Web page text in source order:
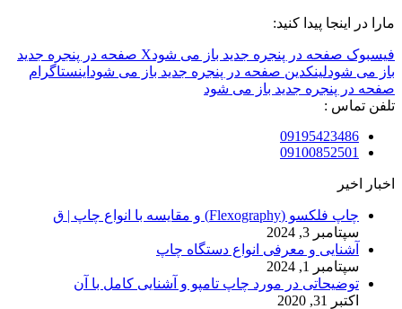
مارا در اینجا پیدا کنید:
فیسبوک صفحه در پنجره جدید باز می شود
X صفحه در پنجره جدید
باز می شودلینکدین صفحه در پنجره جدید باز می شود اینستاگرام
صفحه در پنجره جدید باز می شود
تلفن تماس :
09195423486
09100852501
اخبار اخیر
چاپ فلکسو (Flexography) و مقایسه با انواع چاپ | ق
سپتامبر 3, 2024
آشنایی و معرفی انواع دستگاه چاپ
سپتامبر 1, 2024
توضیحاتی در مورد چاپ تامپو و آشنایی کامل با آن
اکتبر 31, 2020